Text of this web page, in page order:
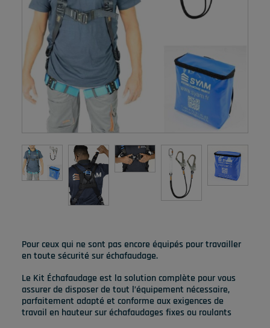
Pour ceux qui ne sont pas encore équipés pour travailler
en toute sécurité sur échafaudage.
Le Kit Échafaudage est la solution complète pour vous
assurer de disposer de tout l’équipement nécessaire,
parfaitement adapté et conforme aux exigences de
travail en hauteur sur échafaudages fixes ou roulants